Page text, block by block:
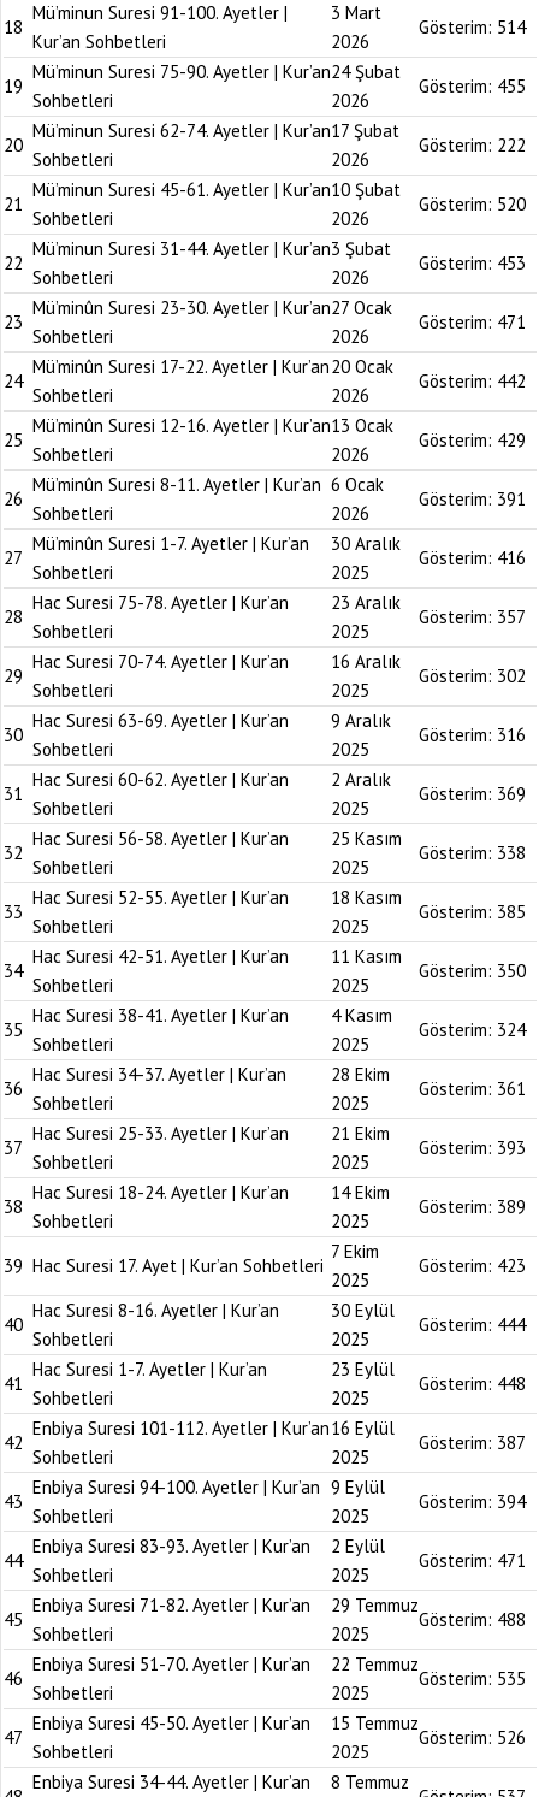
18
Mü’minun Suresi 91-100. Ayetler |
Kur’an Sohbetleri
3 Mart
2026
Gösterim: 514
19
Mü’minun Suresi 75-90. Ayetler | Kur’an
Sohbetleri
24 Şubat
2026
Gösterim: 455
20
Mü’minun Suresi 62-74. Ayetler | Kur’an
Sohbetleri
17 Şubat
2026
Gösterim: 222
21
Mü’minun Suresi 45-61. Ayetler | Kur’an
Sohbetleri
10 Şubat
2026
Gösterim: 520
22
Mü’minun Suresi 31-44. Ayetler | Kur’an
Sohbetleri
3 Şubat
2026
Gösterim: 453
23
Mü’minûn Suresi 23-30. Ayetler | Kur’an
Sohbetleri
27 Ocak
2026
Gösterim: 471
24
Mü’minûn Suresi 17-22. Ayetler | Kur’an
Sohbetleri
20 Ocak
2026
Gösterim: 442
25
Mü’minûn Suresi 12-16. Ayetler | Kur’an
Sohbetleri
13 Ocak
2026
Gösterim: 429
26
Mü’minûn Suresi 8-11. Ayetler | Kur’an
Sohbetleri
6 Ocak
2026
Gösterim: 391
27
Mü’minûn Suresi 1-7. Ayetler | Kur’an
Sohbetleri
30 Aralık
2025
Gösterim: 416
28
Hac Suresi 75-78. Ayetler | Kur’an
Sohbetleri
23 Aralık
2025
Gösterim: 357
29
Hac Suresi 70-74. Ayetler | Kur’an
Sohbetleri
16 Aralık
2025
Gösterim: 302
30
Hac Suresi 63-69. Ayetler | Kur’an
Sohbetleri
9 Aralık
2025
Gösterim: 316
31
Hac Suresi 60-62. Ayetler | Kur’an
Sohbetleri
2 Aralık
2025
Gösterim: 369
32
Hac Suresi 56-58. Ayetler | Kur’an
Sohbetleri
25 Kasım
2025
Gösterim: 338
33
Hac Suresi 52-55. Ayetler | Kur’an
Sohbetleri
18 Kasım
2025
Gösterim: 385
34
Hac Suresi 42-51. Ayetler | Kur’an
Sohbetleri
11 Kasım
2025
Gösterim: 350
35
Hac Suresi 38-41. Ayetler | Kur’an
Sohbetleri
4 Kasım
2025
Gösterim: 324
36
Hac Suresi 34-37. Ayetler | Kur’an
Sohbetleri
28 Ekim
2025
Gösterim: 361
37
Hac Suresi 25-33. Ayetler | Kur’an
Sohbetleri
21 Ekim
2025
Gösterim: 393
38
Hac Suresi 18-24. Ayetler | Kur’an
Sohbetleri
14 Ekim
2025
Gösterim: 389
39 Hac Suresi 17. Ayet | Kur’an Sohbetleri
7 Ekim
2025
Gösterim: 423
40
Hac Suresi 8-16. Ayetler | Kur’an
Sohbetleri
30 Eylül
2025
Gösterim: 444
41
Hac Suresi 1-7. Ayetler | Kur’an
Sohbetleri
23 Eylül
2025
Gösterim: 448
42
Enbiya Suresi 101-112. Ayetler | Kur’an
Sohbetleri
16 Eylül
2025
Gösterim: 387
43
Enbiya Suresi 94-100. Ayetler | Kur’an
Sohbetleri
9 Eylül
2025
Gösterim: 394
44
Enbiya Suresi 83-93. Ayetler | Kur’an
Sohbetleri
2 Eylül
2025
Gösterim: 471
45
Enbiya Suresi 71-82. Ayetler | Kur’an
Sohbetleri
29 Temmuz
2025
Gösterim: 488
46
Enbiya Suresi 51-70. Ayetler | Kur’an
Sohbetleri
22 Temmuz
2025
Gösterim: 535
47
Enbiya Suresi 45-50. Ayetler | Kur’an
Sohbetleri
15 Temmuz
2025
Gösterim: 526
Enbiya Suresi 34-44. Ayetler | Kur’an 8 Temmuz